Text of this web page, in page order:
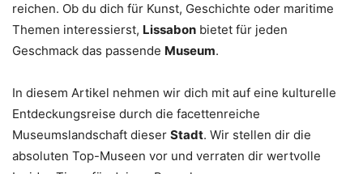
reichen. Ob du dich für Kunst, Geschichte oder maritime
Themen interessierst, Lissabon bietet für jeden
Geschmack das passende Museum.
In diesem Artikel nehmen wir dich mit auf eine kulturelle
Entdeckungsreise durch die facettenreiche
Museumslandschaft dieser Stadt. Wir stellen dir die
absoluten Top-Museen vor und verraten dir wertvolle